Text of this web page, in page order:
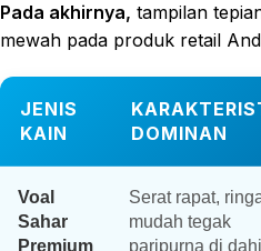
Pada akhirnya, tampilan
mewah pada produk retail
JENIS
KAIN
DOMINAN
Voal
Sahar
Premium
Serat rapat,
mudah tegak
paripurna di dahi